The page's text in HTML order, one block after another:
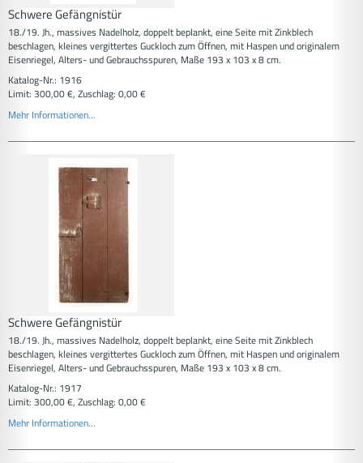
Schwere Gefängnistür
18./19. Jh., massives Nadelholz, doppelt beplankt, eine Seite mit Zinkblech
beschlagen, kleines vergittertes Guckloch zum Öffnen, mit Haspen und originalem
Eisenriegel, Alters- und Gebrauchsspuren, Maße 193 x 103 x 8 cm.
Katalog-Nr.: 1916
Limit: 300,00 €, Zuschlag: 0,00 €
Mehr Informationen...
Schwere Gefängnistür
18./19. Jh., massives Nadelholz, doppelt beplankt, eine Seite mit Zinkblech
beschlagen, kleines vergittertes Guckloch zum Öffnen, mit Haspen und originalem
Eisenriegel, Alters- und Gebrauchsspuren, Maße 193 x 103 x 8 cm.
Katalog-Nr.: 1917
Limit: 300,00 €, Zuschlag: 0,00 €
Mehr Informationen...